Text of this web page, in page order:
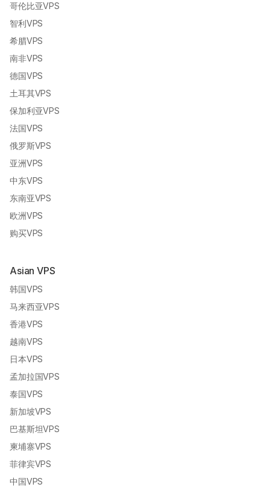
哥伦比亚VPS
智利VPS
希腊VPS
南非VPS
德国VPS
土耳其VPS
保加利亚VPS
法国VPS
俄罗斯VPS
亚洲VPS
中东VPS
东南亚VPS
欧洲VPS
购买VPS
Asian VPS
韩国VPS
马来西亚VPS
香港VPS
越南VPS
日本VPS
孟加拉国VPS
泰国VPS
新加坡VPS
巴基斯坦VPS
柬埔寨VPS
菲律宾VPS
中国VPS